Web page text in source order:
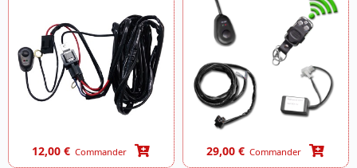
12,00 € Commander 29,00 € Commander